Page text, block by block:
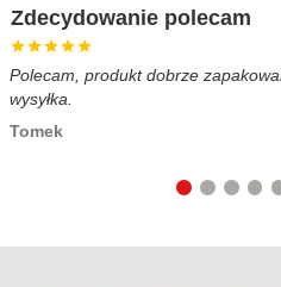
Zdecydowanie polecam
Polecam, produkt dobrze
wysyłka.
Tomek